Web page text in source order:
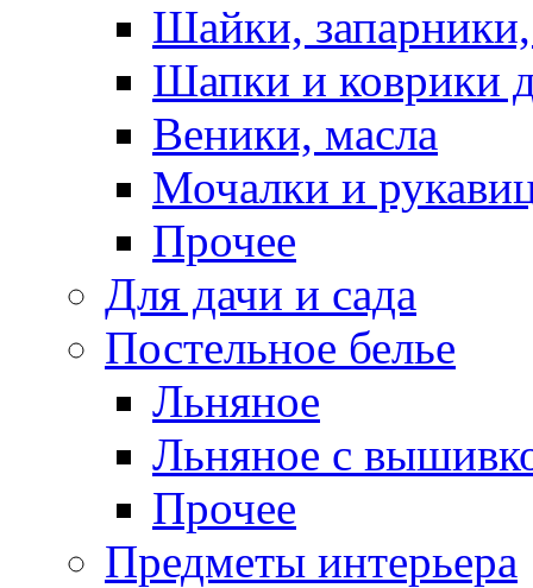
Шайки,
Шапки и коврики
Веники, масла
Мочалки и
Прочее
Для дачи и сада
Постельное белье
Льняное
Льняное с
Прочее
Предметы интерьера